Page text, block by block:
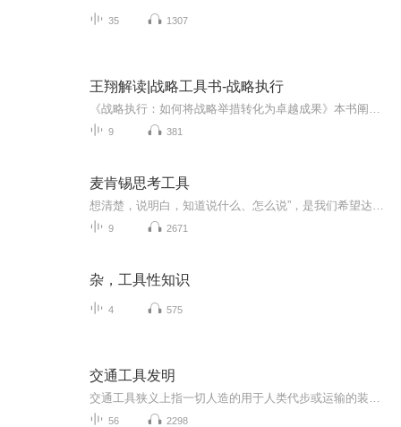
35 1307
王翔解读|战略工具书-战略执行
9 381
麦肯锡思考工具
9 2671
杂，工具性知识
4 575
交通工具发明
56 2298